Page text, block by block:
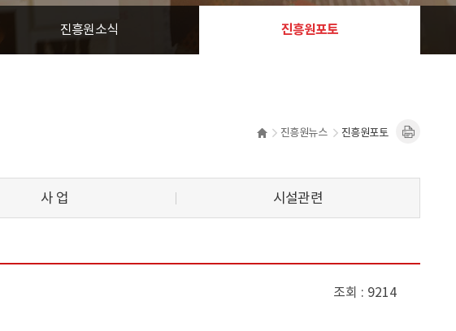
진흥원소식 진흥원포토
진흥원뉴스 진흥원포토
사 업 시설관련
조회 9214